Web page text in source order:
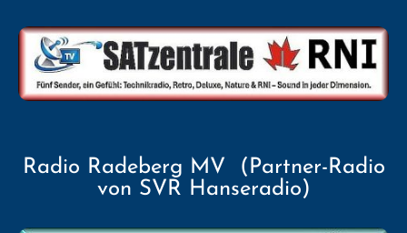
Radio Radeberg MV (Partner-Radio
von SVR Hanseradio)